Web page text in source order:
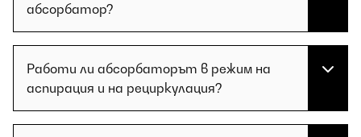
абсорбатор?
Работи ли абсорбаторът в режим на
аспирация и на рециркулация?